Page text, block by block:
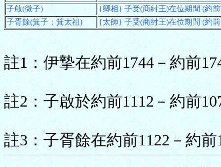
子啟(微子)
{卿相} 子受(商紂王)在位期間 (約前
子胥餘(箕子；箕太祖)
{太師} 子受(商紂王)在位期間 (約前
註1：伊摯在約前1744－約前
註2：子啟於約前1112－約前
註3：子胥餘在約前1122－約